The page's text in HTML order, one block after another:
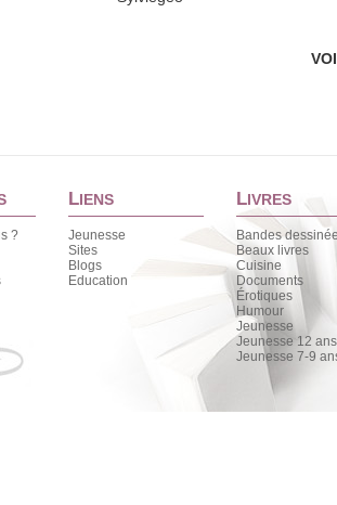
?
LIENS
Jeunesse
Sites
Blogs
Education
LIVRES
Bandes
Beaux livres
Cuisine
Documents
Érotiques
Humour
Jeunesse
Jeunesse 12
Jeunesse 7-9